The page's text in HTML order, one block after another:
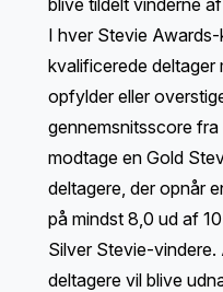
I hver Stevie
kvalificerede deltager
opfylder eller
gennemsnitsscore
modtage en Gold
deltagere, der opnår
på mindst 8,0 ud af
Silver Stevie-
deltagere vil blive